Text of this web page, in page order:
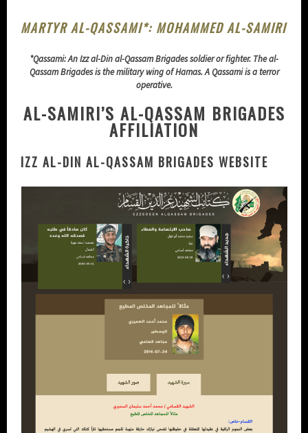
MARTYR AL-QASSAMI*: MOHAMMED AL-SAMIRI
*Qassami: An Izz al-Din al-Qassam Brigades soldier or fighter. The al-
Qassam Brigades is the military wing of Hamas. A Qassami is a terror
operative.
AL-SAMIRI’S AL-QASSAM BRIGADES
AFFILIATION
IZZ AL-DIN AL-QASSAM BRIGADES WEBSITE